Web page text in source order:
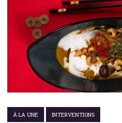
À LA UNE INTERVENTIONS